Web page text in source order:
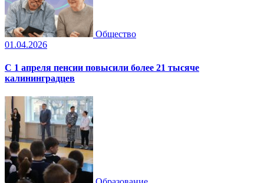
Общество
01.04.2026
С 1 апреля пенсии повысили более 21 тысяче
калининградцев